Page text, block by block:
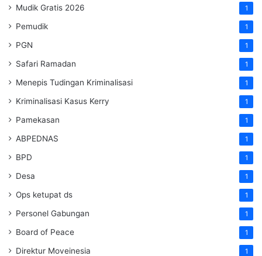
Mudik Gratis 2026 1
Pemudik 1
PGN 1
Safari Ramadan 1
Menepis Tudingan Kriminalisasi 1
Kriminalisasi Kasus Kerry 1
Pamekasan 1
ABPEDNAS 1
BPD 1
Desa 1
Ops ketupat ds 1
Personel Gabungan 1
Board of Peace 1
Direktur Moveinesia 1